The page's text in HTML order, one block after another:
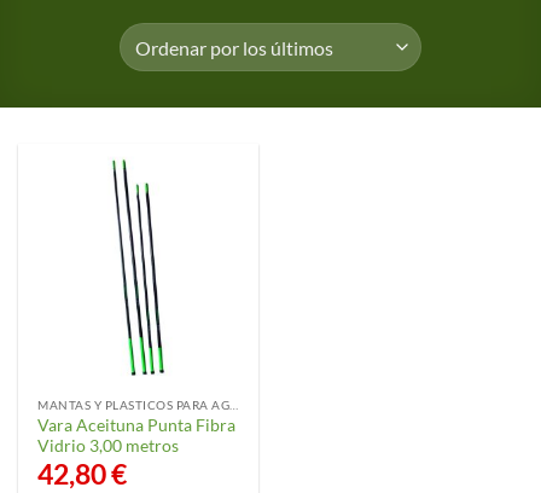
Vara Aceituna Punta Fibra
Vidrio 3,00 metros
42,80€